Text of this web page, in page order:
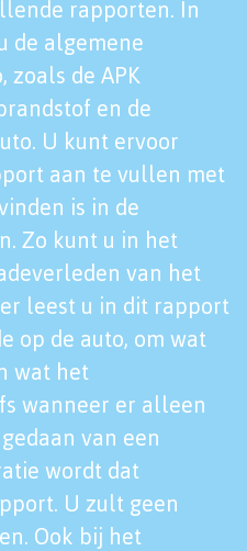
rapporten. In
de algemene
zoals de APK
en de
U kunt ervoor
aan te vullen met
is in de
Zo kunt u in het
van het
leest u in dit rapport
op de auto, om wat
wat het
wanneer er alleen
van een
wordt dat
U zult geen
Ook bij het